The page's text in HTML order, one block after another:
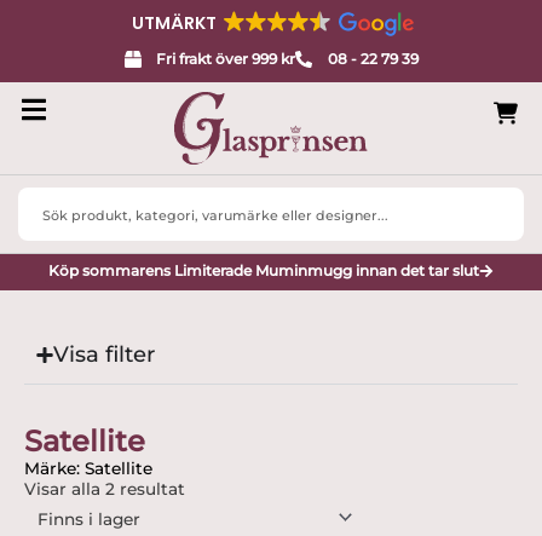
UTMÄRKT
Fri frakt över 999 kr 08 - 22 79 39
Search
Köp sommarens Limiterade Muminmugg innan det tar slut
Visa filter
Satellite
Märke: Satellite
Visar alla 2 resultat